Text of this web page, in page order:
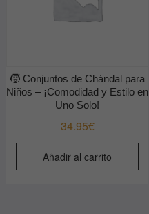
🧒 Conjuntos de Chándal para
Niños – ¡Comodidad y Estilo en
Uno Solo!
34.95€
Añadir al carrito